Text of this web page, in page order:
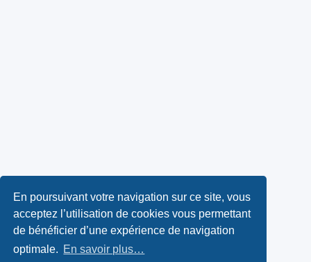
En poursuivant votre navigation sur ce site, vous
acceptez l’utilisation de cookies vous permettant
de bénéficier d’une expérience de navigation
optimale. En savoir plus…